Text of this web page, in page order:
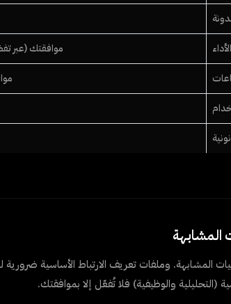
موافقتك (عبر
المشابهة. وملفات تعريف الارتباط الأساسية
(التحليلية والوظيفية) فلا تُفعّل إلا بموافقتك.